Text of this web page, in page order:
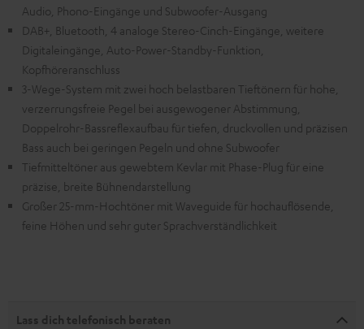
Audio, Phono-Eingänge und Subwoofer-Ausgang
DAB+, Bluetooth, 4 analoge Stereo-Cinch-Eingänge, weitere
Digitaleingänge, Auto-Power-Standby-Funktion,
Kopfhöreranschluss
3-Wege-System mit zwei hoch belastbaren Tieftönern für hohe,
verzerrungsfreie Pegel bei ausgewogener Abstimmung,
Doppelrohr-Bassreflexaufbau für tiefen, druckvollen und präzisen
Bass auch bei geringen Pegeln und ohne Subwoofer
Tiefmitteltöner aus gewebtem Kevlar mit Phase-Plug für eine
präzise, breite Bühnendarstellung
Großer 25-mm-Hochtöner mit Waveguide für hochauflösende,
feine Höhen und sehr guter Sprachverständlichkeit
Lass dich telefonisch beraten